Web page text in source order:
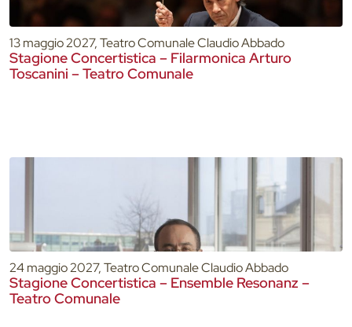
13 maggio 2027, Teatro Comunale Claudio Abbado
Stagione Concertistica – Filarmonica Arturo
Toscanini – Teatro Comunale
24 maggio 2027, Teatro Comunale Claudio Abbado
Stagione Concertistica – Ensemble Resonanz –
Teatro Comunale